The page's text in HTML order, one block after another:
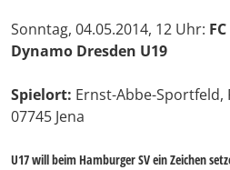
Sonntag, 04.05.2014, 12 Uhr:
Dynamo Dresden U19
Spielort: Ernst-Abbe-Sportfeld,
07745 Jena
U17 will beim Hamburger SV ein Zeichen